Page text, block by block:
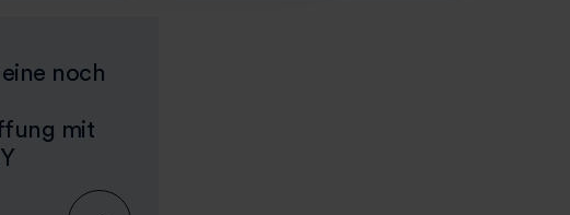
noch
mit